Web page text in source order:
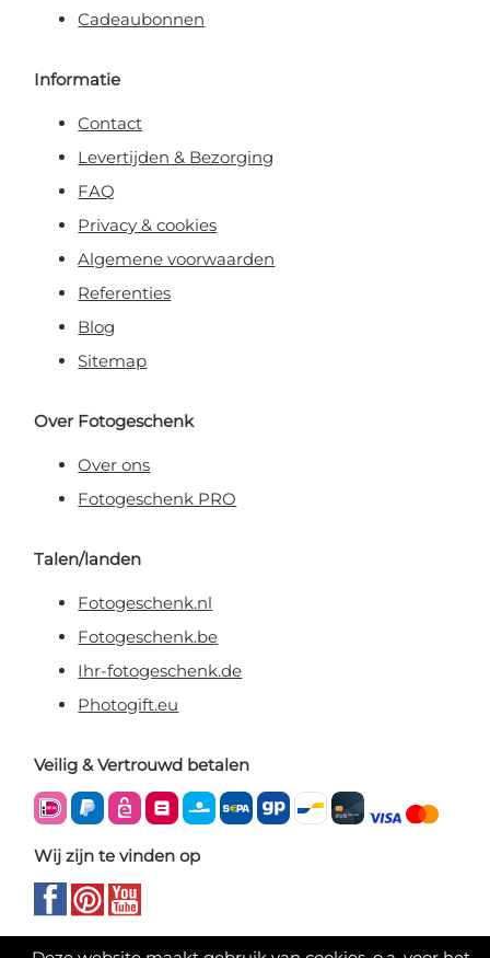
Cadeaubonnen
Informatie
Contact
Levertijden & Bezorging
FAQ
Privacy & cookies
Algemene voorwaarden
Referenties
Blog
Sitemap
Over Fotogeschenk
Over ons
Fotogeschenk PRO
Talen/landen
Fotogeschenk.nl
Fotogeschenk.be
Ihr-fotogeschenk.de
Photogift.eu
Veilig & Vertrouwd betalen
Wij zijn te vinden op